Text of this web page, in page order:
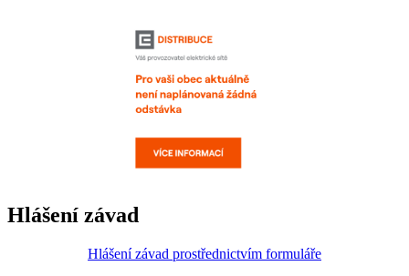
Hlášení závad
Hlášení závad prostřednictvím formuláře